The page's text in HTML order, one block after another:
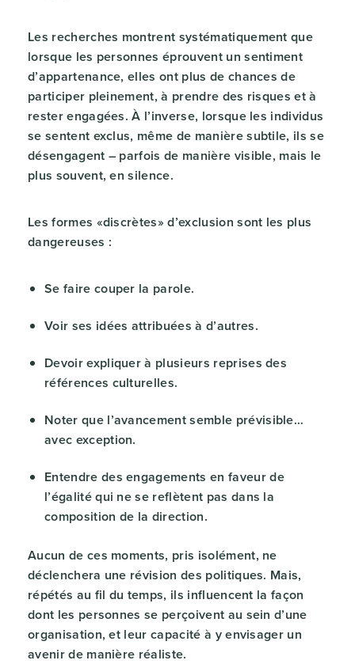
Les recherches montrent systématiquement que
lorsque les personnes éprouvent un sentiment
d’appartenance, elles ont plus de chances de
participer pleinement, à prendre des risques et à
rester engagées. À l’inverse, lorsque les individus
se sentent exclus, même de manière subtile, ils se
désengagent – parfois de manière visible, mais le
plus souvent, en silence.
Les formes «discrètes» d’exclusion sont les plus
dangereuses :
Se faire couper la parole.
Voir ses idées attribuées à d’autres.
Devoir expliquer à plusieurs reprises des
références culturelles.
Noter que l’avancement semble prévisible…
avec exception.
Entendre des engagements en faveur de
l’égalité qui ne se reflètent pas dans la
composition de la direction.
Aucun de ces moments, pris isolément, ne
déclenchera une révision des politiques. Mais,
répétés au fil du temps, ils influencent la façon
dont les personnes se perçoivent au sein d’une
organisation, et leur capacité à y envisager un
avenir de manière réaliste.